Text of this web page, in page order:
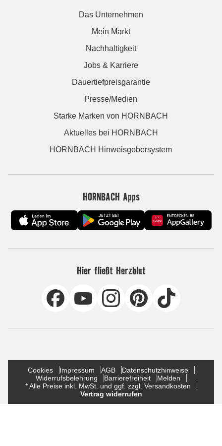
Das Unternehmen
Mein Markt
Nachhaltigkeit
Jobs & Karriere
Dauertiefpreisgarantie
Presse/Medien
Starke Marken von HORNBACH
Aktuelles bei HORNBACH
HORNBACH Hinweisgebersystem
HORNBACH Apps
Hier fließt Herzblut
Cookies Impressum AGB
Datenschutzhinweise
Widerrufsbelehrung
Barrierefreiheit
Melden
* Alle Preise inkl. MwSt. und ggf. zzgl. Versandkosten
Vertrag widerrufen